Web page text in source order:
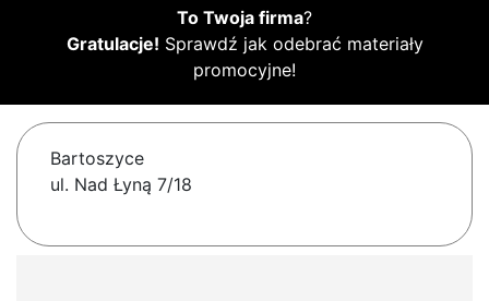
To Twoja firma?
Gratulacje! Sprawdź jak odebrać materiały
promocyjne!
Bartoszyce
ul. Nad Łyną 7/18